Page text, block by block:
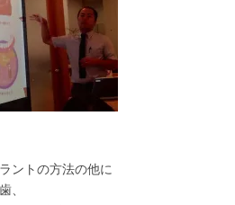
ントの方法の他に
、